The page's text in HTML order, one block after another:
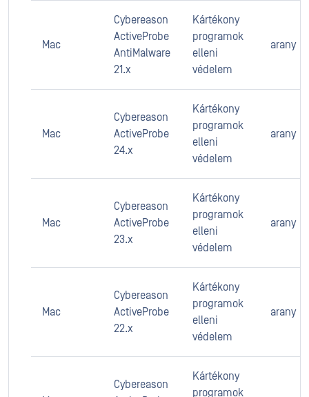
Mac
Cybereason
ActiveProbe
AntiMalware
21.x
Kártékony
programok
elleni
védelem
arany
Mac
Cybereason
ActiveProbe
24.x
Kártékony
programok
elleni
védelem
arany
Mac
Cybereason
ActiveProbe
23.x
Kártékony
programok
elleni
védelem
arany
Mac
Cybereason
ActiveProbe
22.x
Kártékony
programok
elleni
védelem
arany
Cybereason
Kártékony
programok